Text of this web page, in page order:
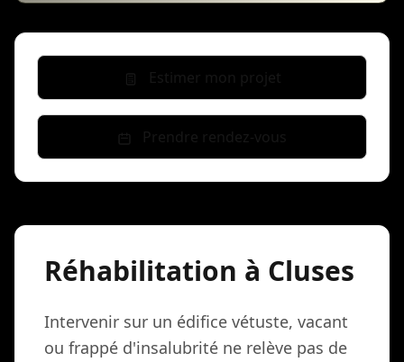
Réhabilitation à Cluses
Intervenir sur un édifice vétuste, vacant
ou frappé d'insalubrité ne relève pas de